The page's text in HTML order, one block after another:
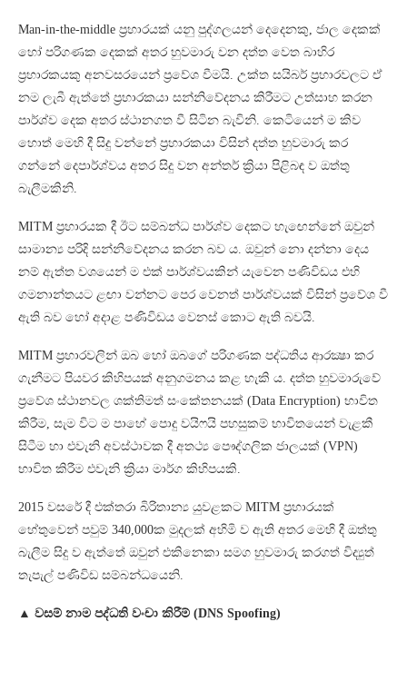
Man-in-the-middle ප්‍රහාරයක් යනු පුද්ගලයන් දෙදෙනකු, ජාල දෙකක්
හෝ පරිගණක දෙකක් අතර හුවමාරු වන දත්ත වෙත බාහිර
ප්‍රහාරකයකු අනවසරයෙන් ප්‍රවේශ වීමයි. උක්ත සයිබර් ප්‍රහාරවලට ඒ
නම ලැබී ඇත්තේ ප්‍රහාරකයා සන්නිවේදනය කිරීමට උත්සාහ කරන
පාර්ශ්ව දෙක අතර ස්ථානගත වී සිටින බැවිනි. කෙටියෙන් ම කිව
හොත් මෙහි දී සිදු වන්නේ ප්‍රහාරකයා විසින් දත්ත හුවමාරු කර
ගන්නේ දෙපාර්ශ්වය අතර සිදු වන අන්තර් ක්‍රියා පිළිබඳ ව ඔත්තු
බැලීමකිනි.
MITM ප්‍රහාරයක දී ඊට සම්බන්ධ පාර්ශ්ව දෙකට හැඟෙන්නේ ඔවුන්
සාමාන්‍ය පරිදි සන්නිවේදනය කරන බව ය. ඔවුන් නො දන්නා දෙය
නම් ඇත්ත වශයෙන් ම එක් පාර්ශ්වයකින් යැවෙන පණිවිඩය එහි
ගමනාන්තයට ළඟා වන්නට පෙර වෙනත් පාර්ශ්වයක් විසින් ප්‍රවේශ වී
ඇති බව හෝ අදාළ පණිවිඩය වෙනස් කොට ඇති බවයි.
MITM ප්‍රහාරවලින් ඔබ හෝ ඔබගේ පරිගණක පද්ධතිය ආරක්‍ෂා කර
ගැනීමට පියවර කිහිපයක් අනුගමනය කළ හැකි ය. දත්ත හුවමාරුවේ
ප්‍රවේශ ස්ථානවල ශක්තිමත් සංකේතනයක් (Data Encryption) භාවිත
කිරීම, සැම විට ම පාහේ පොදු වයිෆයි පහසුකම් භාවිතයෙන් වැළකී
සිටීම හා එවැනි අවස්ථාවක දී අතථ්‍ය පෞද්ගලික ජාලයක් (VPN)
භාවිත කිරීම එවැනි ක්‍රියා මාර්ග කිහිපයකි.
2015 වසරේ දී එක්තරා බිරිතාන්‍ය යුවළකට MITM ප්‍රහාරයක්
හේතුවෙන් පවුම් 340,000ක මුදලක් අහිමි ව ඇති අතර මෙහි දී ඔත්තු
බැලීම සිදු ව ඇත්තේ ඔවුන් එකිනෙකා සමග හුවමාරු කරගත් විද්‍යුත්
තැපැල් පණිවිඩ සම්බන්ධයෙනි.
▲ වසම් නාම පද්ධති වංචා කිරීම් (DNS Spoofing)